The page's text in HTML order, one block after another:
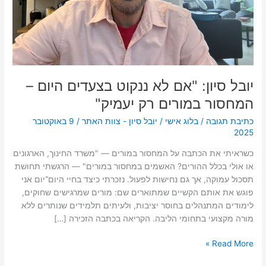
יובל סיון: "אם לא ננקוט בצעדים היום –
המחסור במורים רק יעמיק"
כתיבת תגובה /בלוג אישי / יובל סיון - צוות האתר/
9 באוקטובר
2025
כשראיתי את הכתבה על המחסור במורים — "משרד החינוך, הארגונים
או אולי בכלל ההורים? האשמים במחסור במורים" — הרגשתי תחושת
תסכול עמוקה, אך גם נחישות לפעול. נזכרתי כיצד בחיי היום־יום אני
פוגש את אותם הקשיים שמתוארים שם: מורים שמרגישים שחוקים,
לימודים המתנהלים בחוסר יציבות, ולעיתים תלמידים שנותרים ללא
מורה מקצועי בתחומי הליבה. הקריאה בכתבה הזכירה […]
במורים
רק
יעמיק"
Read More »